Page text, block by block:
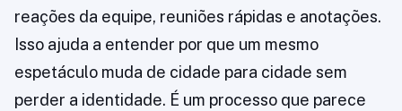
reações da equipe, reuniões rápidas e anotações.
Isso ajuda a entender por que um mesmo
espetáculo muda de cidade para cidade sem
perder a identidade. É um processo que parece